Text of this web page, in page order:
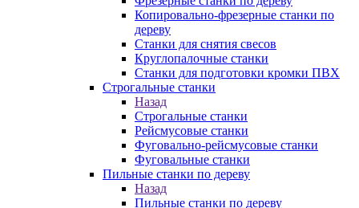
Копировально-фрезерные станки по
дереву
Станки для снятия свесов
Круглопалочные станки
Станки для подготовки кромки ПВХ
Строгальные станки
Назад
Строгальные станки
Рейсмусовые станки
Фуговально-рейсмусовые станки
Фуговальные станки
Пильные станки по дереву
Назад
Пильные станки по дереву